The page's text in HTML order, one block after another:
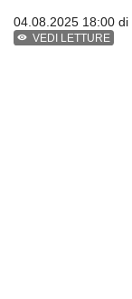
04.08.2025 18:00 di
VEDI LETTURE